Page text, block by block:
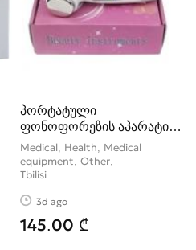
პორტატული
ფონოფორეზის აპარატი
(ულტრასონიკი)
Medical, Health, Medical
equipment, Other
Tbilisi
3d ago
145.00 ₾